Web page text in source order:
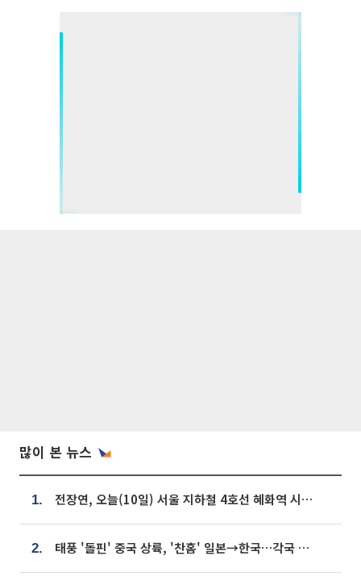
많이 본 뉴스
1. 전장연, 오늘(10일) 서울 지하철 4호선 혜화역 시위…1호선 용산역 무정차
2. 태풍 '돌핀' 중국 상륙, '찬홈' 일본→한국…각국 기상청 예상 경로는?